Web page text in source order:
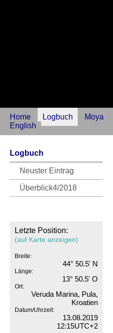
Home Logbuch Moya
English
Logbuch
Neuster Eintrag
Überblick4/2018
Letzte Position:
(auf Karte anzeigen)
Breite:
44° 50.5' N
Länge:
13° 50.5' O
Ort:
Veruda Marina, Pula,
Kroatien
Datum/Uhrzeit:
13.08.2019
12:15UTC+2